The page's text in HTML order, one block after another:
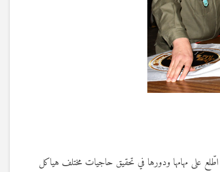
إلى الإدارة العامة للّباس والتموين، أين اطّلع على مهامها ودورها في تحقيق حاجيات مختلف هياكل